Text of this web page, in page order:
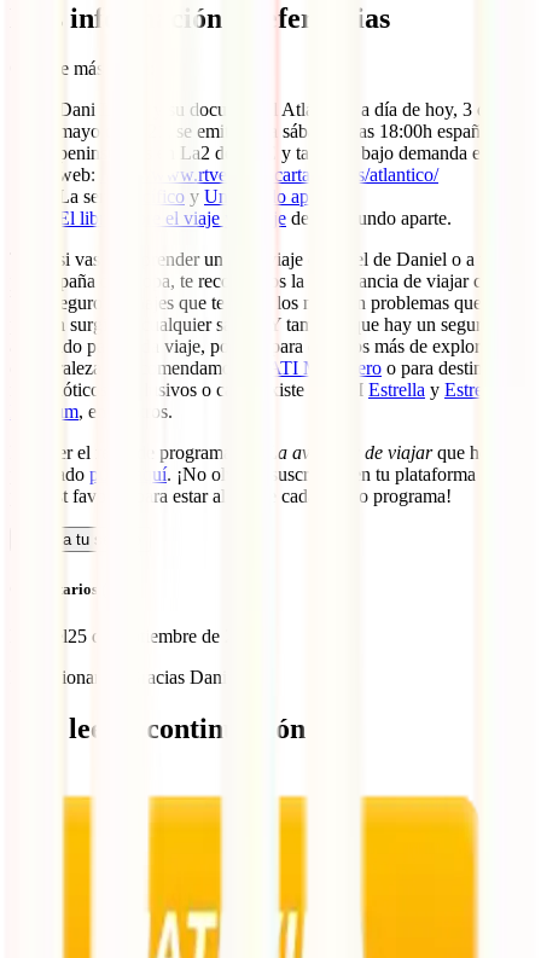
Más información y referencias
Conoce más sobre:
Dani Landa y su documental Atlántico: a día de hoy, 3 de
mayo de 2021, se emite cada sábado a las 18:00h españolas
peninsulares en La2 de TVE y también bajo demanda en su
web:
https://www.rtve.es/alacarta/videos/atlantico/
La serie
Pacífico y Un mundo aparte
El libro sobre el viaje y rodaje de Un mundo aparte.
Tanto si vas a emprender un gran viaje como el de Daniel o a viajar
por España o Europa, te recordamos la importancia de viajar con un
buen seguro de viajes que te cubra los mil y un problemas que
pueden surgir en cualquier salida. Y también que hay un seguro
adecuado para cada viaje, por eso para destinos más de exploración
o naturaleza te recomendamos el
IATI Mochilero o para destinos
más exóticos, exclusivos o caros existe el IATI Estrella y Estrella
Premium, entre otros.
Para ver el resto de programas de
La aventura de viajarque hemos
publicado pulsa aquí. ¡No olvides suscribirte en tu plataforma de
podcast favorita para estar al día de cada nuevo programa!
Calcula tu seguro
Comentarios (1)
Manuel25 de septiembre de 2022
Impresionante, Gracias Daniel.
Qué leer a continuación